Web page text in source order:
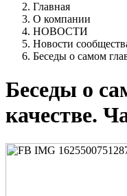
Главная
О компании
НОВОСТИ
Новости
Беседы о самом
Беседы о
качестве.